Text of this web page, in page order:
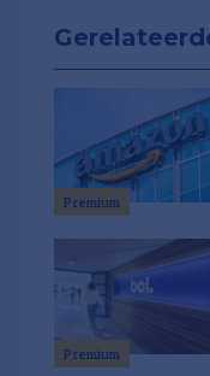
Premium
Premium